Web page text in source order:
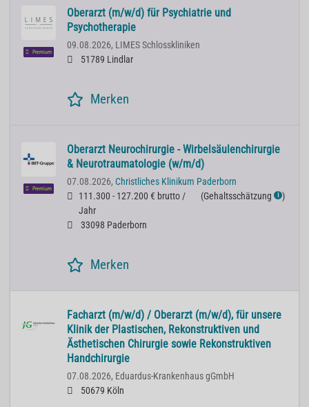
Premium
Oberarzt (m/w/d) für Psychiatrie und
Psychotherapie
09.08.2026, LIMES Schlosskliniken
51789 Lindlar
Merken
Premium
Oberarzt Neurochirurgie - Wirbelsäulenchirurgie
& Neurotraumatologie (w/m/d)
07.08.2026, Christliches Klinikum Paderborn
111.300 - 127.200 € brutto /
Jahr
(Gehaltsschätzung ℹ )
33098 Paderborn
Merken
Facharzt (m/w/d) / Oberarzt (m/w/d), für unsere
Klinik der Plastischen, Rekonstruktiven und
Ästhetischen Chirurgie sowie Rekonstruktiven
Handchirurgie
07.08.2026, Eduardus-Krankenhaus gGmbH
50679 Köln